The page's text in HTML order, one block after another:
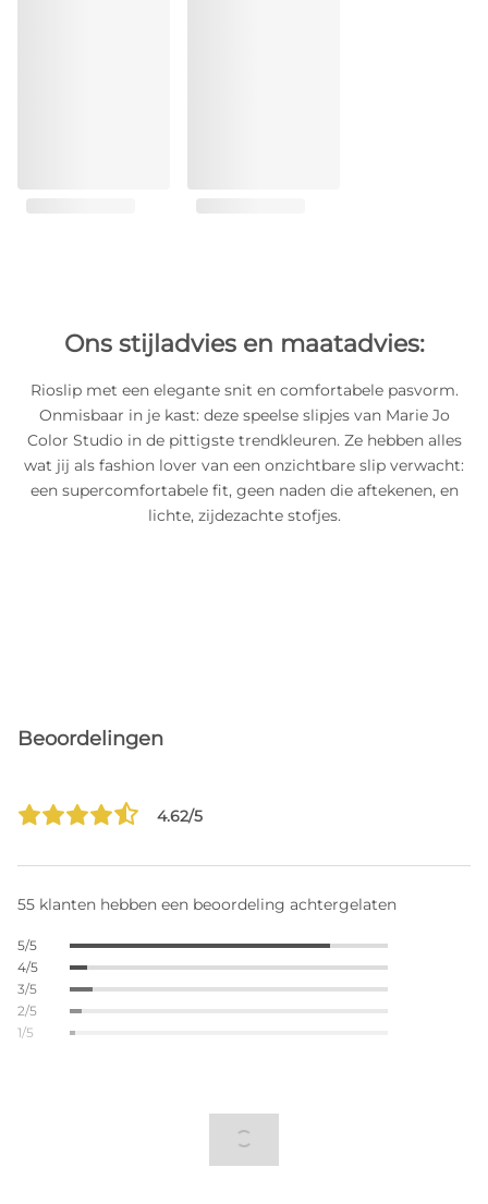
Ons stijladvies en maatadvies:
Rioslip met een elegante snit en comfortabele pasvorm.
Onmisbaar in je kast: deze speelse slipjes van Marie Jo
Color Studio in de pittigste trendkleuren. Ze hebben alles
wat jij als fashion lover van een onzichtbare slip verwacht:
een supercomfortabele fit, geen naden die aftekenen, en
lichte, zijdezachte stofjes.
Beoordelingen
4.62/5
55 klanten hebben een beoordeling achtergelaten
5/5
4/5
3/5
2/5
1/5